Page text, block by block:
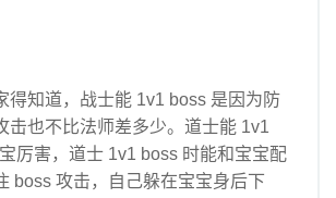
知道，战士能 1v1 boss 是因为防
击也不比法师差多少。道士能 1v1
厉害，道士 1v1 boss 时能和宝宝配
boss 攻击，自己躲在宝宝身后下